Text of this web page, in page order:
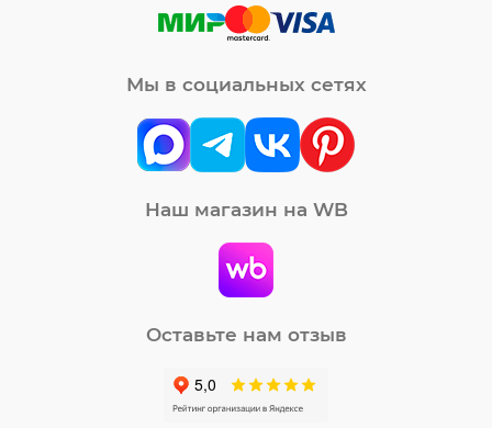
Мы в социальных сетях
Наш магазин на WB
Оставьте нам отзыв